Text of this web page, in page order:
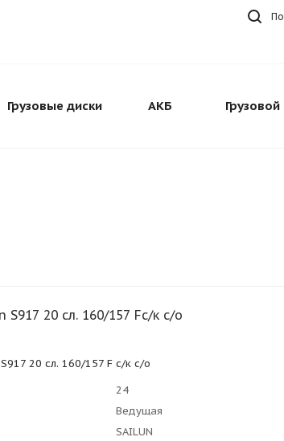
Грузовые диски АКБ
S917 20 сл. 160/157 Fс/к с/о
20 сл. 160/157 F с/к с/о
24
Ведущая
SAILUN